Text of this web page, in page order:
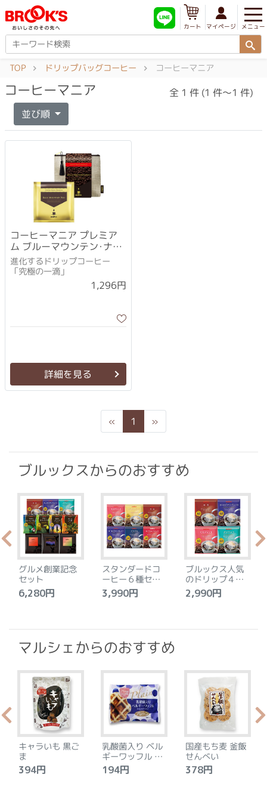
メニュー
マイページ
カート
TOP ドリップバッグコーヒー コーヒーマニア
コーヒーマニア 全 1 件 (1 件～1 件)
並び順
コーヒーマニア プレミア
ム ブルーマウンテン･ナン
バーワン
進化するドリップコーヒー
「究極の一滴」
1,296円
詳細を見る
« Previous
1 »Next
ブルックスからのおすすめ
グルメ創業記念
セット
6,280円
スタンダードコ
ーヒー６種セッ
ト
3,990円
ブルックス人気
のドリップ４種
セット
2,990円
マルシェからのおすすめ
キャラいも 黒ご
ま
394円
乳酸菌入り ベル
ギーワッフル プ
レーン
194円
国産もち麦 釜飯
せんべい
378円